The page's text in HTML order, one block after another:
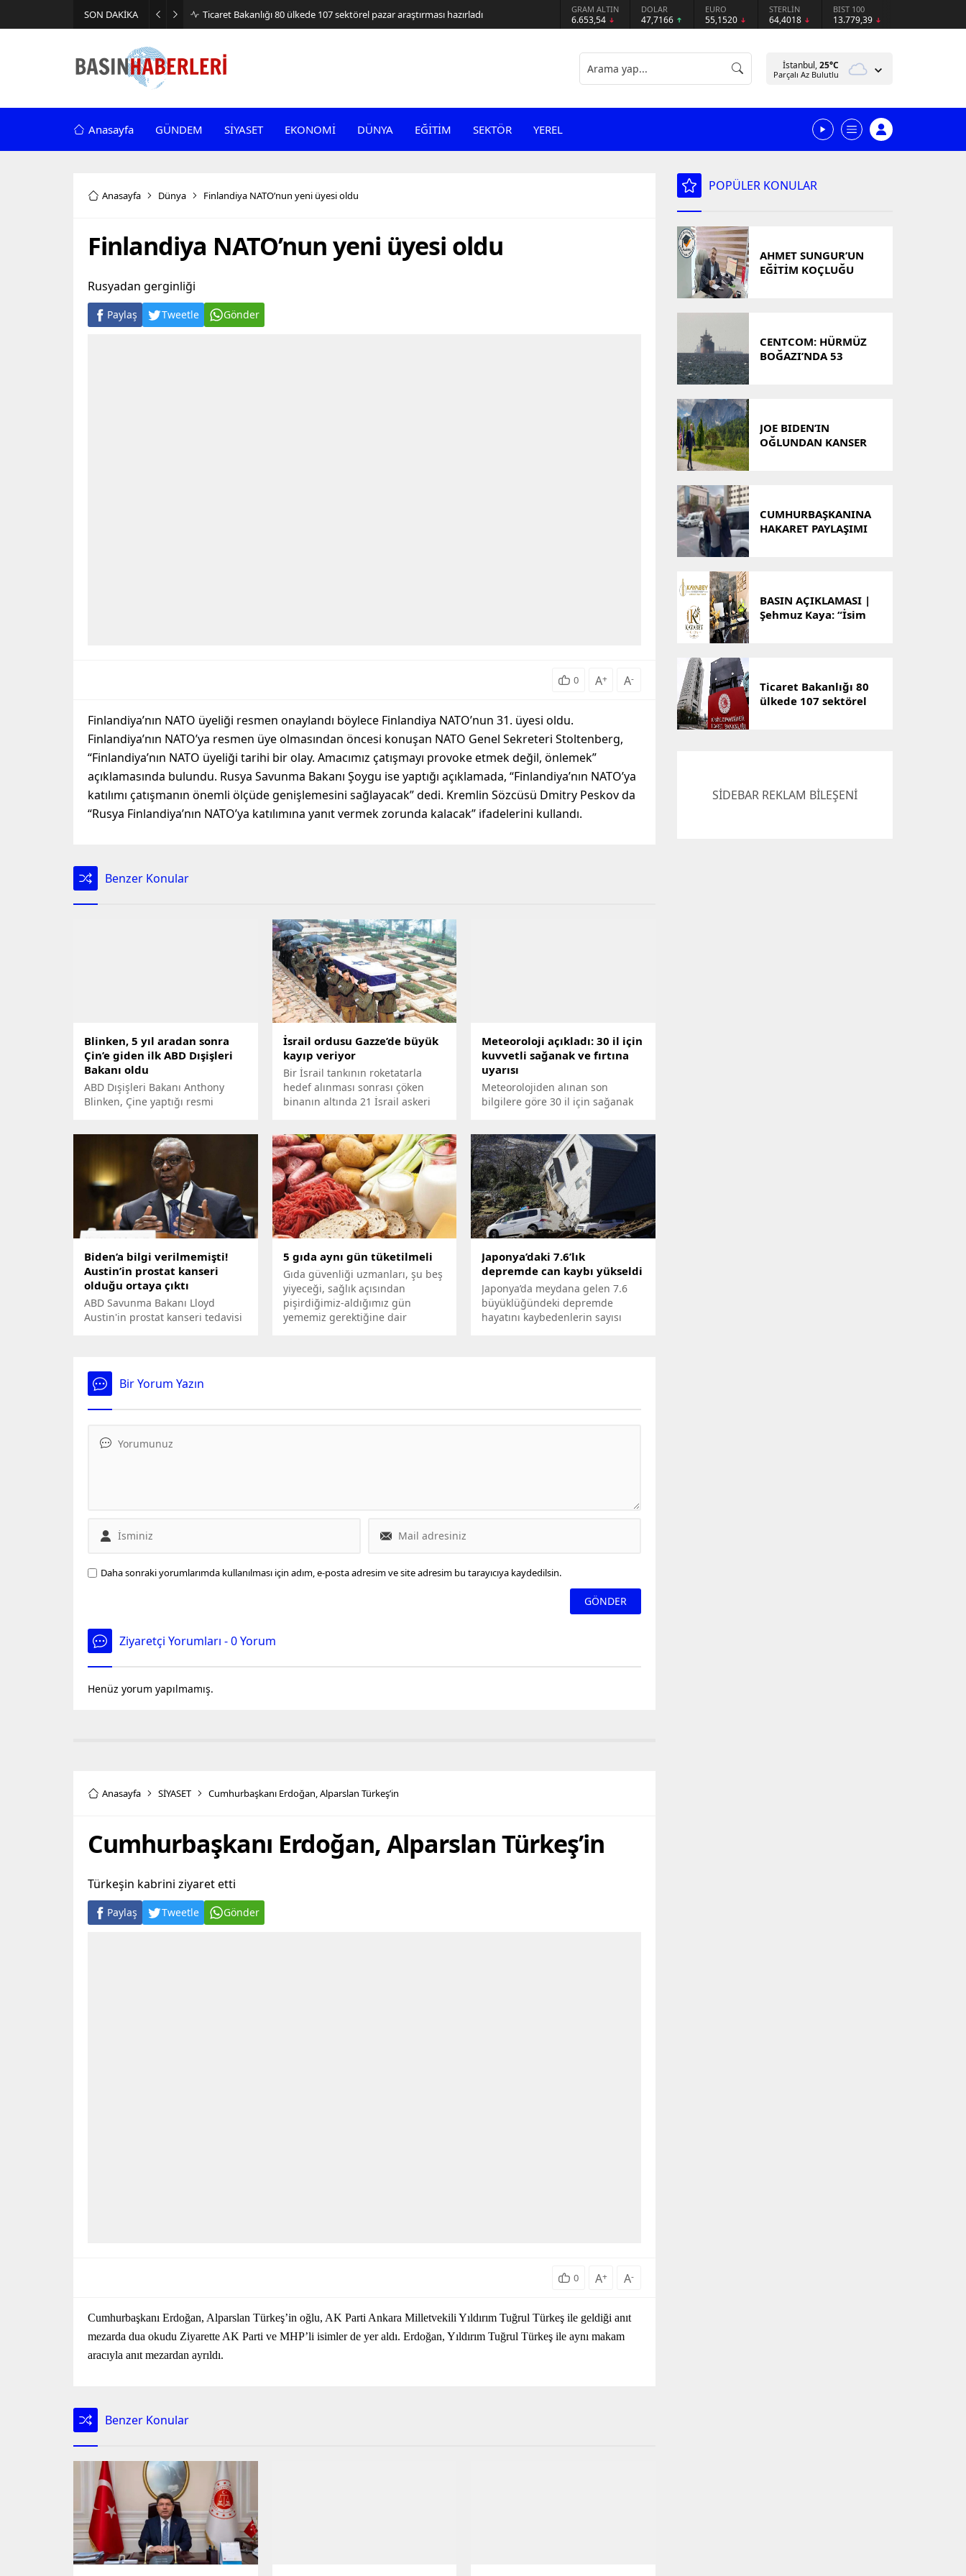
SON DAKİKA Ticaret Bakanlığı 80 ülkede 107 sektörel pazar araştırması hazırladı GRAM ALTIN
6.653,54
DOLAR
47,7166
EURO
55,1520
STERLİN
64,4018
BIST 100
13.779,39
İstanbul,25°C
Parçalı Az Bulutlu
Anasayfa GÜNDEM SİYASET EKONOMİ DÜNYA EĞİTİM SEKTÖR YEREL
Anasayfa Dünya Finlandiya NATO’nun yeni üyesi oldu
Finlandiya NATO’nun yeni üyesi oldu
Rusyadan gerginliği
Paylaş Tweetle Gönder
0 A+ A-
Finlandiya’nın NATO üyeliği resmen onaylandı böylece Finlandiya NATO’nun 31. üyesi oldu.
Finlandiya’nın NATO’ya resmen üye olmasından öncesi konuşan NATO Genel Sekreteri Stoltenberg,
“Finlandiya’nın NATO üyeliği tarihi bir olay. Amacımız çatışmayı provoke etmek değil, önlemek”
açıklamasında bulundu. Rusya Savunma Bakanı Şoygu ise yaptığı açıklamada, “Finlandiya’nın NATO’ya
katılımı çatışmanın önemli ölçüde genişlemesini sağlayacak” dedi. Kremlin Sözcüsü Dmitry Peskov da
“Rusya Finlandiya’nın NATO’ya katılımına yanıt vermek zorunda kalacak” ifadelerini kullandı.
Benzer Konular
Blinken, 5 yıl aradan sonra
Çin’e giden ilk ABD Dışişleri
Bakanı oldu
ABD Dışişleri Bakanı Anthony
Blinken, Çine yaptığı resmi
ziyareti 5 yıl sonra ABD
tarafından Dışişleri Bakanı
düzeyinde Çine yapılan ilk ziyaret
oldu. Şubat ayında Çine ait
yüksek irtifa balonunun ABD
hava sahasına girdikten sonra
patlatılmasının ardından iki ülke
İsrail ordusu Gazze’de büyük
kayıp veriyor
Bir İsrail tankının roketatarla
hedef alınması sonrası çöken
binanın altında 21 İsrail askeri
Gazze’de kara harekatına
başladığından bu yana bir günde
en büyük kaybı vermiş oldu.
Meteoroloji açıkladı: 30 il için
kuvvetli sağanak ve fırtına
uyarısı
Meteorolojiden alınan son
bilgilere göre 30 il için sağanak
civarında olması beklenirken,
bazı bölgelerde ise fırtına etkili
olacak.
Biden’a bilgi verilmemişti!
Austin’in prostat kanseri
olduğu ortaya çıktı
ABD Savunma Bakanı Lloyd
Austin'in prostat kanseri tedavisi
belirtildi.
5 gıda aynı gün tüketilmeli
Gıda güvenliği uzmanları, şu beş
yiyeceği, sağlık açısından
pişirdiğimiz-aldığımız gün
yememiz gerektiğine dair
Japonya’daki 7.6’lık
depremde can kaybı yükseldi
Japonya’da meydana gelen 7.6
büyüklüğündeki depremde
hayatını kaybedenlerin sayısı
Bir Yorum Yazın
Daha sonraki yorumlarımda kullanılması için adım, e-posta adresim ve site adresim bu tarayıcıya kaydedilsin.
Ziyaretçi Yorumları - 0 Yorum
Henüz yorum yapılmamış.
Anasayfa SİYASET Cumhurbaşkanı Erdoğan, Alparslan Türkeş’in
Cumhurbaşkanı Erdoğan, Alparslan Türkeş’in
Türkeşin kabrini ziyaret etti
Paylaş Tweetle Gönder
0 A+ A-
Cumhurbaşkanı Erdoğan, Alparslan Türkeş’in oğlu, AK Parti Ankara Milletvekili Yıldırım Tuğrul Türkeş ile geldiği anıt
mezarda dua okudu Ziyarette AK Parti ve MHP’li isimler de yer aldı. Erdoğan, Yıldırım Tuğrul Türkeş ile aynı makam
aracıyla anıt mezardan ayrıldı.
Benzer Konular
POPÜLER KONULAR
AHMET SUNGUR’UN
EĞİTİM KOÇLUĞU
BİNLERCE ÖĞRENCİYE
REHBERLİK
CENTCOM: HÜRMÜZ
BOĞAZI’NDA 53
JOE BIDEN’IN
OĞLUNDAN KANSER
CUMHURBAŞKANINA
HAKARET PAYLAŞIMI
BASIN AÇIKLAMASI |
Şehmuz Kaya: “İsim
Ticaret Bakanlığı 80
ülkede 107 sektörel
SİDEBAR REKLAM BİLEŞENİ